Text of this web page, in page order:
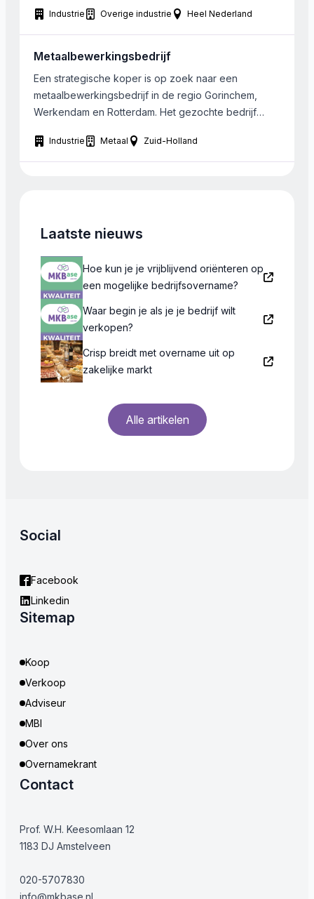
Industrie Overige industrie Heel Nederland
Metaalbewerkingsbedrijf
Een strategische koper is op zoek naar een
metaalbewerkingsbedrijf in de regio Gorinchem,
Werkendam en Rotterdam. Het gezochte bedrijf
Slechtlopend is geen probleem.
Industrie Metaal Zuid-Holland
Laatste nieuws
Hoe kun je je vrijblijvend oriënteren op
een mogelijke bedrijfsovername?
Waar begin je als je je bedrijf wilt
verkopen?
Crisp breidt met overname uit op
zakelijke markt
Alle artikelen
Social
Facebook
Linkedin
Sitemap
Koop
Verkoop
Adviseur
MBI
Over ons
Overnamekrant
Contact
Prof. W.H. Keesomlaan 12
1183 DJ Amstelveen
020-5707830
info@mkbase.nl